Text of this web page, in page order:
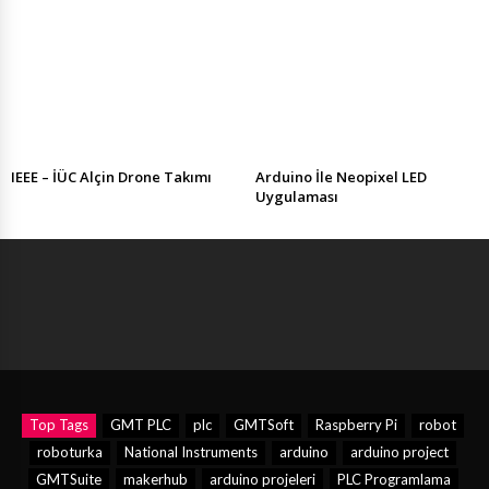
IEEE – İÜC Alçin Drone Takımı
Arduino İle Neopixel LED
Uygulaması
Top Tags GMT PLC plc GMTSoft Raspberry Pi
robot
roboturka
National Instruments arduino
arduino project
GMTSuite
makerhub arduino projeleri
PLC Programlama